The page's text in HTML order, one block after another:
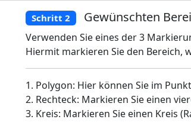
Schritt 2 Gewünschten
Verwenden Sie eines der 3
Hiermit markieren Sie den Bereich,
1. Polygon: Hier können Sie im
2. Rechteck: Markieren Sie einen
3. Kreis: Markieren Sie einen Kreis